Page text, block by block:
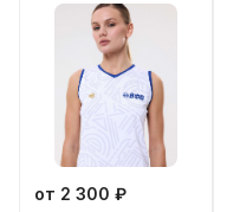
от 2 300 ₽